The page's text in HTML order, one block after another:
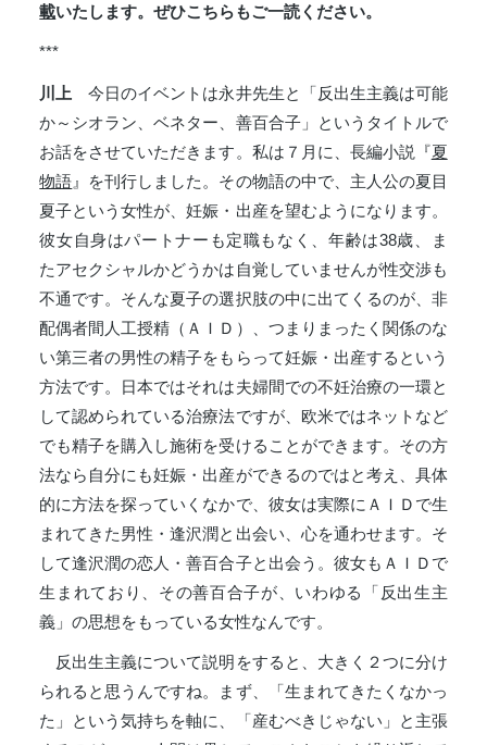
載いたします。ぜひこちらもご一読ください。
***
川上 今日のイベントは永井先生と「反出生主義は可能
か～シオラン、ベネター、善百合子」というタイトルで
お話をさせていただきます。私は７月に、長編小説『夏
物語 』を刊行しました。その物語の中で、主人公の夏目
夏子という女性が、妊娠・出産を望むようになります。
彼女自身はパートナーも定職もなく、年齢は38歳、ま
たアセクシャルかどうかは自覚していませんが性交渉も
不通です。そんな夏子の選択肢の中に出てくるのが、非
配偶者間人工授精（ＡＩＤ）、つまりまったく関係のな
い第三者の男性の精子をもらって妊娠・出産するという
方法です。日本ではそれは夫婦間での不妊治療の一環と
して認められている治療法ですが、欧米ではネットなど
でも精子を購入し施術を受けることができます。その方
法なら自分にも妊娠・出産ができるのではと考え、具体
的に方法を探っていくなかで、彼女は実際にＡＩＤで生
まれてきた男性・逢沢潤と出会い、心を通わせます。そ
して逢沢潤の恋人・善百合子と出会う。彼女もＡＩＤで
生まれており、その善百合子が、いわゆる「反出生主
義」の思想をもっている女性なんです。
反出生主義について説明をすると、大きく２つに分け
られると思うんですね。まず、「生まれてきたくなかっ
た」という気持ちを軸に、「産むべきじゃない」と主張